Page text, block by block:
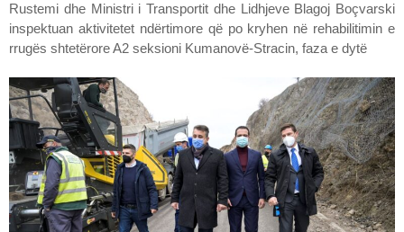
Rustemi dhe Ministri i Transportit dhe Lidhjeve Blagoj Boçvarski
inspektuan aktivitetet ndërtimore që po kryhen në rehabilitimin e
rrugës shtetërore A2 seksioni Kumanovë-Stracin, faza e dytë